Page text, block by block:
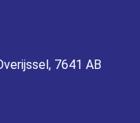
7641 AB